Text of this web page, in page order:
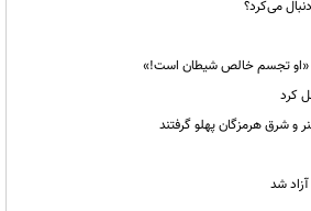
«او تجسم خالص شیطان است!»
کرد